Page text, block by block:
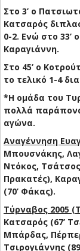
Στο 3’ ο
Κατσαρός
0-2. Ενώ στο 33’
Καραγιάννη.
Στο 45’ ο
το τελικό 1-4
*Η ομάδα του
πολλά
αγώνα.
Αναγέννηση
Μπουσνάκης,
Ντόκος,
Πρακατές),
(70’ Φάκας).
Τύρναβος 2005
Κατσαρός (67’
Μπάρδας,
Τσιρογιάννης